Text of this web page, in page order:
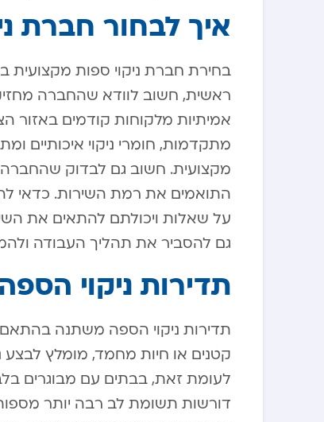
איך לבחור חברת
בחירת חברת ניקוי ספות
ראשית, חשוב לוודא שהחברה
אמיתיות מלקוחות קודמים באזור
מתקדמות, חומרי ניקוי איכותיים
מקצועית. חשוב גם לבדוק
התואמים את רמת השירות. כדאי
על שאלות ויכולתם להתאים את
גם להסביר את תהליך העבודה
תדירות ניקוי
תדירות ניקוי הספה משתנה
לעומת זאת, בבתים עם מבוגרים
דורשות תשומת לב רבה יותר